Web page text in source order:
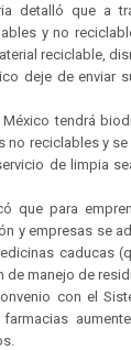
detalló que a
y no
reciclable,
deje de enviar
tendrá
reciclables y
de limpia
que para
y empresas se
caducas
de manejo de
con el